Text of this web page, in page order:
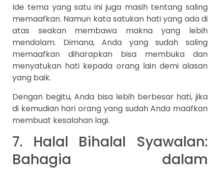
Ide tema yang satu ini juga masih tentang saling
memaafkan. Namun kata satukan hati yang ada di
atas seakan membawa makna yang lebih
mendalam. Dimana, Anda yang sudah saling
memaafkan diharapkan bisa membuka dan
menyatukan hati kepada orang lain demi alasan
yang baik.
Dengan begitu, Anda bisa lebih berbesar hati, jika
di kemudian hari orang yang sudah Anda maafkan
membuat kesalahan lagi.
7. Halal Bihalal Syawalan:
Bahagia dalam